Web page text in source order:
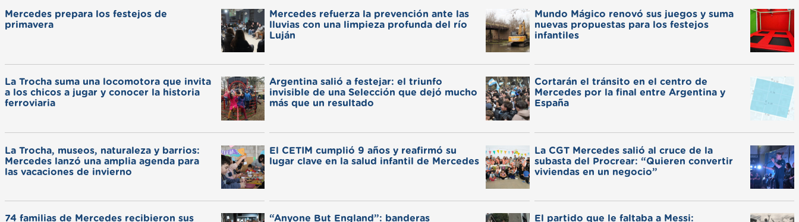
Mercedes prepara los festejos de
primavera
Mercedes refuerza la prevención ante las
lluvias con una limpieza profunda del río
Luján
Mundo Mágico renovó sus juegos y suma
nuevas propuestas para los festejos
infantiles
La Trocha suma una locomotora que invita
a los chicos a jugar y conocer la historia
ferroviaria
Argentina salió a festejar: el triunfo
invisible de una Selección que dejó mucho
más que un resultado
Cortarán el tránsito en el centro de
Mercedes por la final entre Argentina y
España
La Trocha, museos, naturaleza y barrios:
Mercedes lanzó una amplia agenda para
las vacaciones de invierno
El CETIM cumplió 9 años y reafirmó su
lugar clave en la salud infantil de Mercedes
La CGT Mercedes salió al cruce de la
subasta del Procrear: “Quieren convertir
viviendas en un negocio”
74 familias de Mercedes recibieron sus “Anyone But England”: banderas El partido que le faltaba a Messi: